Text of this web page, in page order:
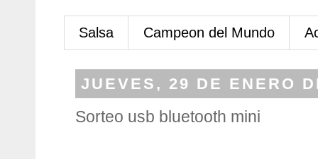
Salsa Campeon del Mundo
JUEVES, 29 DE ENERO
Sorteo usb bluetooth mini